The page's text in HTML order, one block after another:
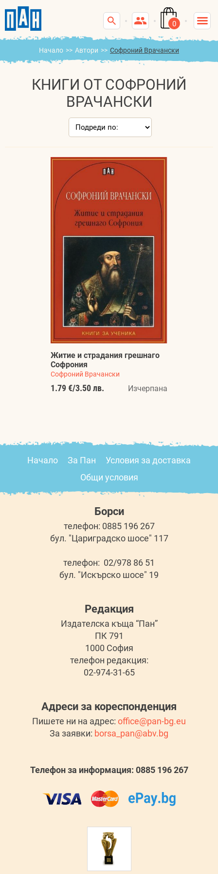
0
Начало >> Автори >> Софроний Врачански
КНИГИ ОТ СОФРОНИЙ
ВРАЧАНСКИ
Житие и страдания грешнаго
Софрония
Софроний Врачански
1.79 €/3.50 лв. Изчерпана
Начало За Пан
Условия за доставка
Общи условия
Борси
телефон: 0885 196 267
бул. "Цариградско шосе" 117
телефон: 02/978 86 51
бул. "Искърско шосе" 19
Редакция
Издателска къща “Пан”
ПК 791
1000 София
телефон редакция:
02-974-31-65
Адреси за кореспонденция
Пишете ни на адрес: office@pan-bg.eu
За заявки: borsa_pan@abv.bg
Телефон за информация: 0885 196 267